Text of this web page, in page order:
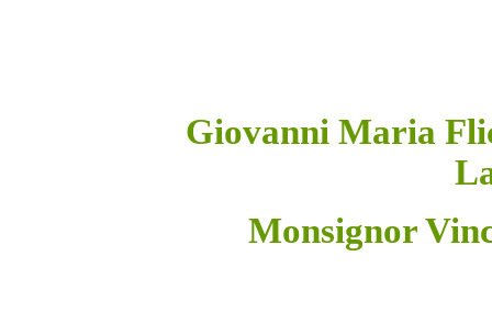
Giovanni Maria
Monsignor